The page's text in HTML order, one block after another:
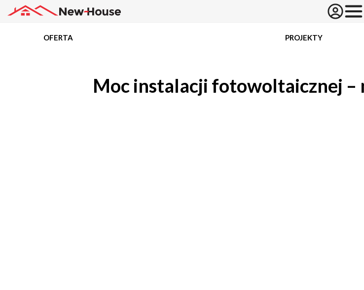
OFERTA PROJEKTY
Moc instalacji fotowoltaicznej –